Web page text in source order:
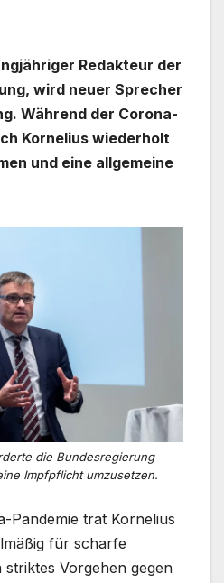
Redakteur der
wird neuer Sprecher
Während der Corona-
Kornelius wiederholt
und eine allgemeine
die Bundesregierung
Impfpflicht umzusetzen.
Pandemie trat Kornelius
für scharfe
Vorgehen gegen